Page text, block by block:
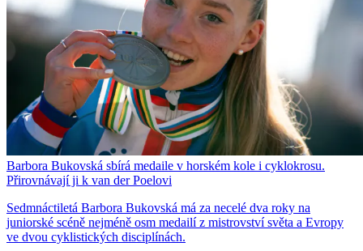
Barbora Bukovská sbírá medaile v horském kole i cyklokrosu.
Přirovnávají ji k van der Poelovi
Sedmnáctiletá Barbora Bukovská má za necelé dva roky na
juniorské scéně nejméně osm medailí z mistrovství světa a Evropy
ve dvou cyklistických disciplínách.